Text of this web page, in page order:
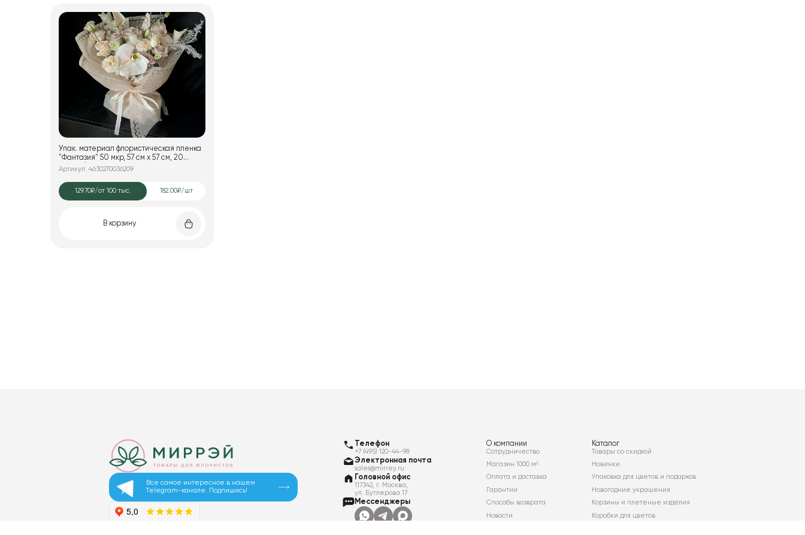
Упак. материал флористическая пленка
"Фантазия" 50 мкр, 57 см х 57 см, 20
листов/упак., пудровый
Артикул: 4630270036209
129.70₽/от 100 тыс. 182.00₽/шт
В корзину
Все самое интересное в нашем
Telegram-канале. Подпишись!
Телефон
+7 (495) 120-44-98
Электронная почта
sales@mirrey.ru
Головной офис
117342, г. Москва,
ул. Бутлерова 17
Мессенджеры
О компании
Сотрудничество
Магазин 1000 м²
Оплата и доставка
Гарантии
Способы возврата
Новости
Каталог
Товары со скидкой
Новинки
Упаковка для цветов и подарков
Новогодние украшения
Корзины и плетеные изделия
Коробки для цветов